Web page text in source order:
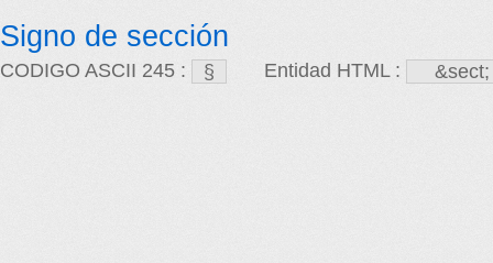
Signo de sección
CODIGO ASCII 245 : Entidad HTML :